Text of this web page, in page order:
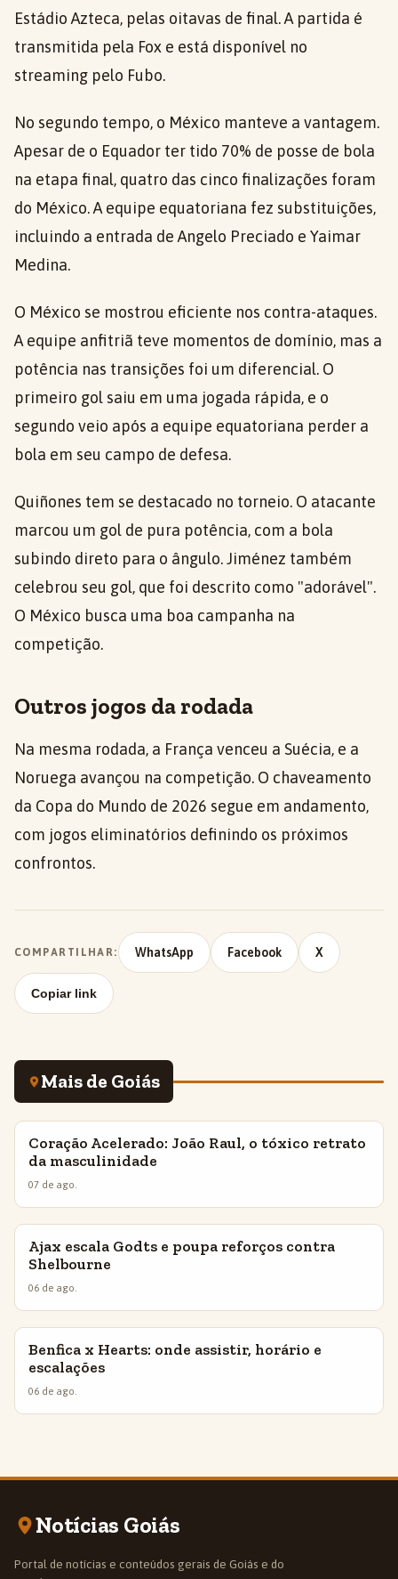
Estádio Azteca, pelas oitavas de final. A partida é
transmitida pela Fox e está disponível no
streaming pelo Fubo.
No segundo tempo, o México manteve a vantagem.
Apesar de o Equador ter tido 70% de posse de bola
na etapa final, quatro das cinco finalizações foram
do México. A equipe equatoriana fez substituições,
incluindo a entrada de Angelo Preciado e Yaimar
Medina.
O México se mostrou eficiente nos contra-ataques.
A equipe anfitriã teve momentos de domínio, mas a
potência nas transições foi um diferencial. O
primeiro gol saiu em uma jogada rápida, e o
segundo veio após a equipe equatoriana perder a
bola em seu campo de defesa.
Quiñones tem se destacado no torneio. O atacante
marcou um gol de pura potência, com a bola
subindo direto para o ângulo. Jiménez também
celebrou seu gol, que foi descrito como "adorável".
O México busca uma boa campanha na
competição.
Outros jogos da rodada
Na mesma rodada, a França venceu a Suécia, e a
Noruega avançou na competição. O chaveamento
da Copa do Mundo de 2026 segue em andamento,
com jogos eliminatórios definindo os próximos
confrontos.
COMPARTILHAR: WhatsApp Facebook X
Copiar link
Mais de Goiás
INSIGHTS
Coração Acelerado: João Raul, o tóxico retrato
da masculinidade
07 de ago.
INSIGHTS
Ajax escala Godts e poupa reforços contra
Shelbourne
06 de ago.
INSIGHTS
Benfica x Hearts: onde assistir, horário e
escalações
06 de ago.
Notícias Goiás
Portal de notícias e conteúdos gerais de Goiás e do